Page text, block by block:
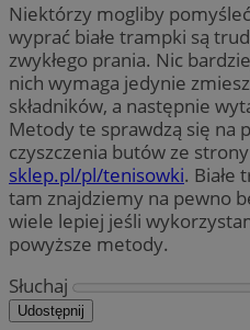
Niektórzy mogliby
wyprać białe trampki są
zwykłego prania. Nic
nich wymaga jedynie
składników, a następnie
Metody te sprawdzą się na
czyszczenia butów ze strony
sklep.pl/pl/tenisowki. Białe
tam znajdziemy na pewno
wiele lepiej jeśli
powyższe metody.
Słuchaj
Udostępnij